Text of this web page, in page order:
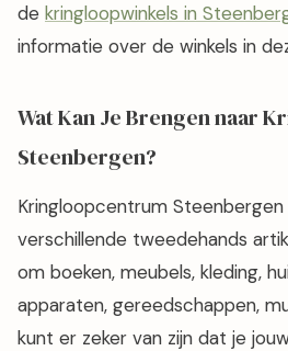
de kringloopwinkels in
informatie over de winkels in
Wat Kan Je Brengen naar
Steenbergen?
Kringloopcentrum
verschillende tweedehands
om boeken, meubels, kleding,
apparaten, gereedschappen,
kunt er zeker van zijn dat je